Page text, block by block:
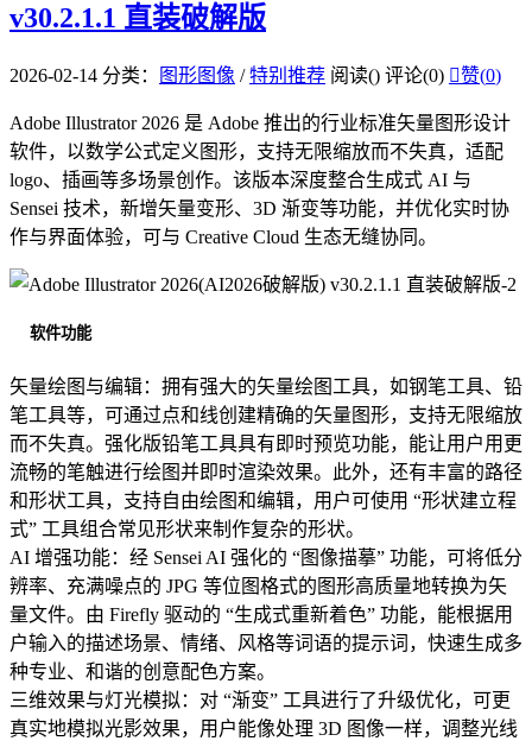
v30.2.1.1 直装破解版
2026-02-14 分类： 图形图像 /特别推荐 阅读() 评论(0) 赞(0)
Adobe Illustrator 2026 是 Adobe 推出的行业标准矢量图形设计
软件，以数学公式定义图形，支持无限缩放而不失真，适配
logo、插画等多场景创作。该版本深度整合生成式 AI 与
Sensei 技术，新增矢量变形、3D 渐变等功能，并优化实时协
作与界面体验，可与 Creative Cloud 生态无缝协同。
软件功能
矢量绘图与编辑：拥有强大的矢量绘图工具，如钢笔工具、铅
笔工具等，可通过点和线创建精确的矢量图形，支持无限缩放
而不失真。强化版铅笔工具具有即时预览功能，能让用户用更
流畅的笔触进行绘图并即时渲染效果。此外，还有丰富的路径
和形状工具，支持自由绘图和编辑，用户可使用 “形状建立程
式” 工具组合常见形状来制作复杂的形状。
AI 增强功能：经 Sensei AI 强化的 “图像描摹” 功能，可将低分
辨率、充满噪点的 JPG 等位图格式的图形高质量地转换为矢
量文件。由 Firefly 驱动的 “生成式重新着色” 功能，能根据用
户输入的描述场景、情绪、风格等词语的提示词，快速生成多
种专业、和谐的创意配色方案。
三维效果与灯光模拟：对 “渐变” 工具进行了升级优化，可更
真实地模拟光影效果，用户能像处理 3D 图像一样，调整光线